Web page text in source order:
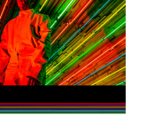
YouTube
#MOVIE